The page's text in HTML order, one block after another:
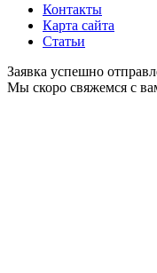
Контакты
Карта сайта
Статьи
Заявка успешно
Мы скоро свяжемся с